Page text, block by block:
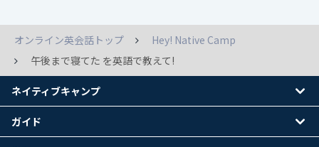
オンライン英会話トップ
Hey! Native Camp
午後まで寝てた を英語で教えて!
ネイティブキャンプ
ガイド